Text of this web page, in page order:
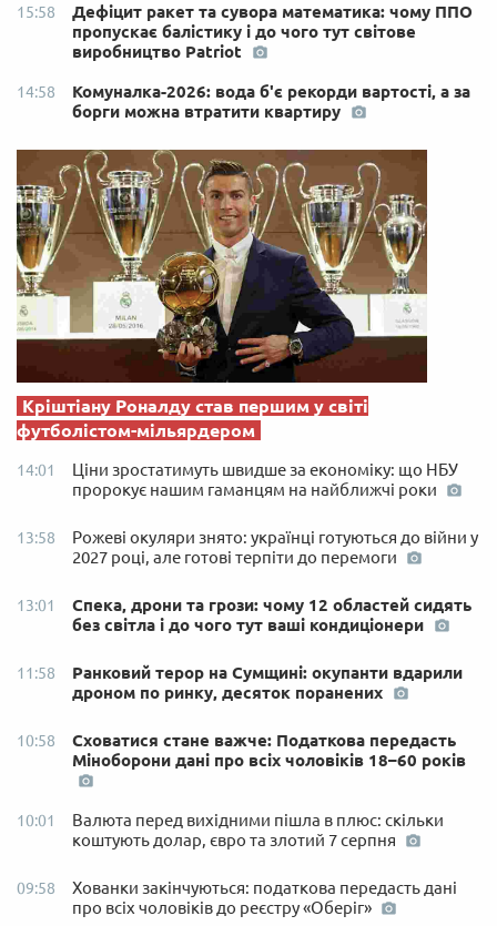
15:58
Дефіцит ракет та сувора математика: чому ППО
пропускає балістику і до чого тут світове
виробництво Patriot
14:58
Комуналка-2026: вода б'є рекорди вартості, а за
борги можна втратити квартиру
Кріштіану Роналду став першим у світі
футболістом-мільярдером
14:01
Ціни зростатимуть швидше за економіку: що НБУ
пророкує нашим гаманцям на найближчі роки
13:58
Рожеві окуляри знято: українці готуються до війни у
2027 році, але готові терпіти до перемоги
13:01
Спека, дрони та грози: чому 12 областей сидять
без світла і до чого тут ваші кондиціонери
11:58
Ранковий терор на Сумщині: окупанти вдарили
дроном по ринку, десяток поранених
10:58
Сховатися стане важче: Податкова передасть
Міноборони дані про всіх чоловіків 18–60 років
10:01
Валюта перед вихідними пішла в плюс: скільки
коштують долар, євро та злотий 7 серпня
09:58
Хованки закінчуються: податкова передасть дані
про всіх чоловіків до реєстру «Оберіг»